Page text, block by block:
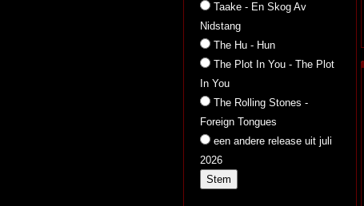
Taake - En Skog Av
Nidstang
The Hu - Hun
The Plot In You - The Plot
In You
The Rolling Stones -
Foreign Tongues
een andere release uit juli
2026